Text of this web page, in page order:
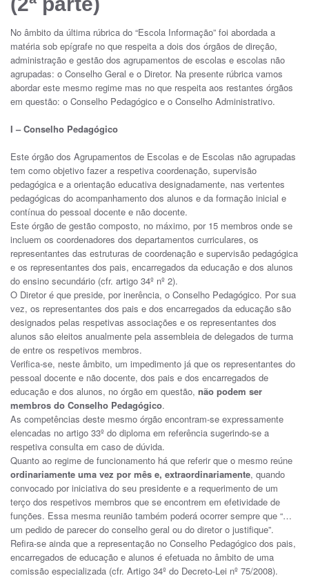
No âmbito da última rúbrica do “Escola Informação” foi abordada a
matéria sob epígrafe no que respeita a dois dos órgãos de direção,
administração e gestão dos agrupamentos de escolas e escolas não
agrupadas: o Conselho Geral e o Diretor. Na presente rúbrica vamos
abordar este mesmo regime mas no que respeita aos restantes órgãos
em questão: o Conselho Pedagógico e o Conselho Administrativo.
I – Conselho Pedagógico
Este órgão dos Agrupamentos de Escolas e de Escolas não agrupadas
tem como objetivo fazer a respetiva coordenação, supervisão
pedagógica e a orientação educativa designadamente, nas vertentes
pedagógicas do acompanhamento dos alunos e da formação inicial e
contínua do pessoal docente e não docente.
Este órgão de gestão composto, no máximo, por 15 membros onde se
incluem os coordenadores dos departamentos curriculares, os
representantes das estruturas de coordenação e supervisão pedagógica
e os representantes dos pais, encarregados da educação e dos alunos
do ensino secundário (cfr. artigo 34º nº 2).
O Diretor é que preside, por inerência, o Conselho Pedagógico. Por sua
vez, os representantes dos pais e dos encarregados da educação são
designados pelas respetivas associações e os representantes dos
alunos são eleitos anualmente pela assembleia de delegados de turma
de entre os respetivos membros.
Verifica-se, neste âmbito, um impedimento já que os representantes do
pessoal docente e não docente, dos pais e dos encarregados de
educação e dos alunos, no órgão em questão, não podem ser
membros do Conselho Pedagógico.
As competências deste mesmo órgão encontram-se expressamente
elencadas no artigo 33º do diploma em referência sugerindo-se a
respetiva consulta em caso de dúvida.
Quanto ao regime de funcionamento há que referir que o mesmo reúne
ordinariamente uma vez por mês e, extraordinariamente, quando
convocado por iniciativa do seu presidente e a requerimento de um
terço dos respetivos membros que se encontrem em efetividade de
funções. Essa mesma reunião também poderá ocorrer sempre que “…
um pedido de parecer do conselho geral ou do diretor o justifique”.
Refira-se ainda que a representação no Conselho Pedagógico dos pais,
encarregados de educação e alunos é efetuada no âmbito de uma
comissão especializada (cfr. Artigo 34º do Decreto-Lei nº 75/2008).